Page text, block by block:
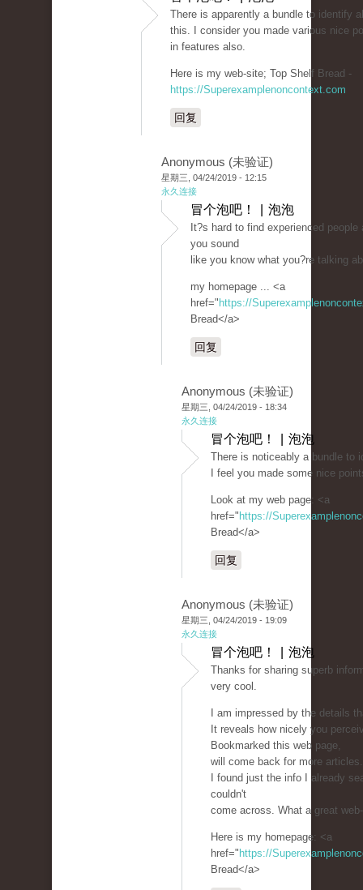
There is apparently a bundle to identify
this. I consider you made various nice
in features also.
Here is my web-site; Top Shelf Bread -
https://Superexamplenoncontext.com
回复
Anonymous (未验证)
星期三, 04/24/2019 - 12:15
永久连接
冒个泡吧！ | 泡泡
It?s hard to find experienced
you sound
like you know what you?re talking
my homepage ... <a
href=" https://
Bread</a>
回复
Anonymous (未验证)
星期三, 04/24/2019 - 18:34
永久连接
冒个泡吧！ | 泡泡
There is noticeably a bundle to
I feel you made some nice
Look at my web page: <a
href=" https://
Bread</a>
回复
Anonymous (未验证)
星期三, 04/24/2019 - 19:09
永久连接
冒个泡吧！ | 泡泡
Thanks for sharing superb
very cool.
I am impressed by the details
It reveals how nicely you
Bookmarked this web page,
will come back for more
I found just the info I already
couldn't
come across. What a great
Here is my homepage: <a
href=" https://
Bread</a>